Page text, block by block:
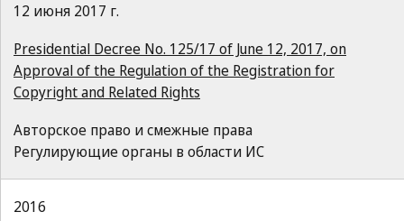
12 июня 2017 г.
Presidential Decree No. 125/17 of June 12, 2017, on
Approval of the Regulation of the Registration for
Copyright and Related Rights
Авторское право и смежные права
Регулирующие органы в области ИС
2016